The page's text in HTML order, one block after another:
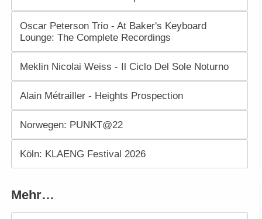
Oscar Peterson Trio - At Baker's Keyboard
Lounge: The Complete Recordings
Meklin Nicolai Weiss - Il Ciclo Del Sole Noturno
Alain Métrailler - Heights Prospection
Norwegen: PUNKT@22
Köln: KLAENG Festival 2026
Mehr…